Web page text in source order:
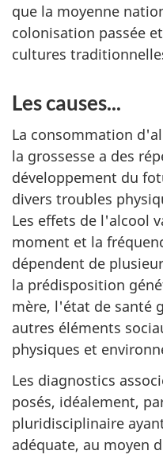
que la moyenne
colonisation passée
cultures
Les causes...
La consommation
la grossesse a des
développement du
divers troubles
Les effets de l'alcool
moment et la
dépendent de
la prédisposition
mère, l'état de santé
autres éléments
physiques et
Les diagnostics
posés, idéalement,
pluridisciplinaire
adéquate, au moyen